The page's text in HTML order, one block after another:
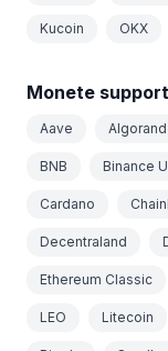
Kucoin OKX
Monete
Aave Algorand
BNB Binance
Cardano
Decentraland
Ethereum Classic
LEO Litecoin